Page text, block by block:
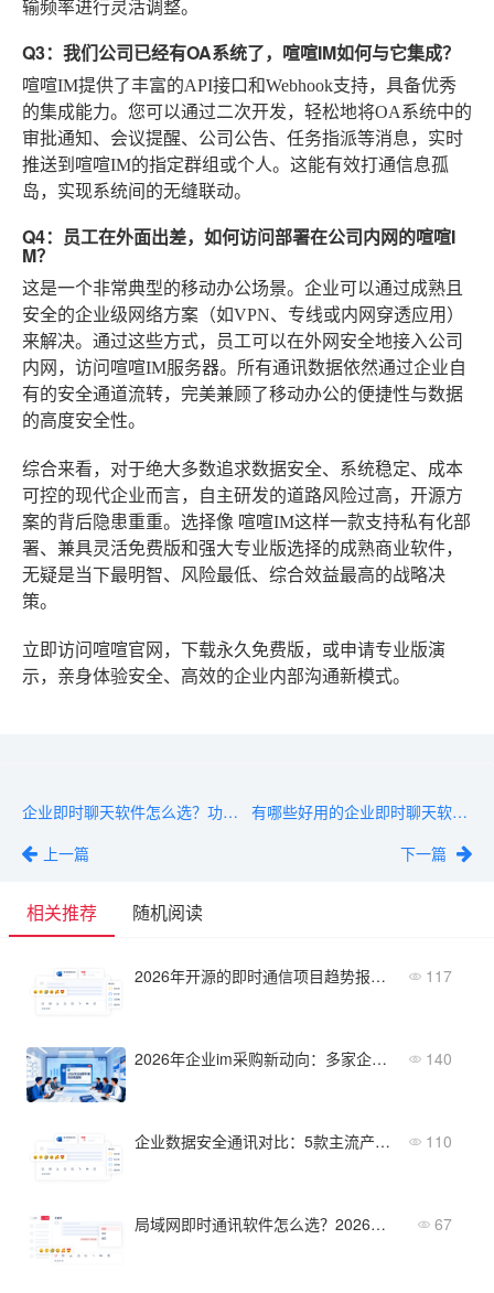
输频率进行灵活调整。
Q3：我们公司已经有OA系统了，喧喧IM如何与它集成？
喧喧IM提供了丰富的API接口和Webhook支持，具备优秀
的集成能力。您可以通过二次开发，轻松地将OA系统中的
审批通知、会议提醒、公司公告、任务指派等消息，实时
推送到喧喧IM的指定群组或个人。这能有效打通信息孤
岛，实现系统间的无缝联动。
Q4：员工在外面出差，如何访问部署在公司内网的喧喧I
M？
这是一个非常典型的移动办公场景。企业可以通过成熟且
安全的企业级网络方案（如VPN、专线或内网穿透应用）
来解决。通过这些方式，员工可以在外网安全地接入公司
内网，访问喧喧IM服务器。所有通讯数据依然通过企业自
有的安全通道流转，完美兼顾了移动办公的便捷性与数据
的高度安全性。
综合来看，对于绝大多数追求数据安全、系统稳定、成本
可控的现代企业而言，自主研发的道路风险过高，开源方
案的背后隐患重重。选择像 喧喧IM这样一款支持私有化部
署、兼具灵活免费版和强大专业版选择的成熟商业软件，
无疑是当下最明智、风险最低、综合效益最高的战略决
策。
立即访问喧喧官网，下载永久免费版，或申请专业版演
示，亲身体验安全、高效的企业内部沟通新模式。
企业即时聊天软件怎么选？功能+安全+成本三维度
上一篇
有哪些好用的企业即时聊天软件？5款主流产品对比
下一篇
相关推荐 随机阅读
2026年开源的即时通信项目趋势报告：轻量化与安全新方向 117
2026年企业im采购新动向：多家企业启动即时通讯系统集中招标 140
企业数据安全通讯对比：5款主流产品功能与价格横评 110
局域网即时通讯软件怎么选？2026年选型指南 67